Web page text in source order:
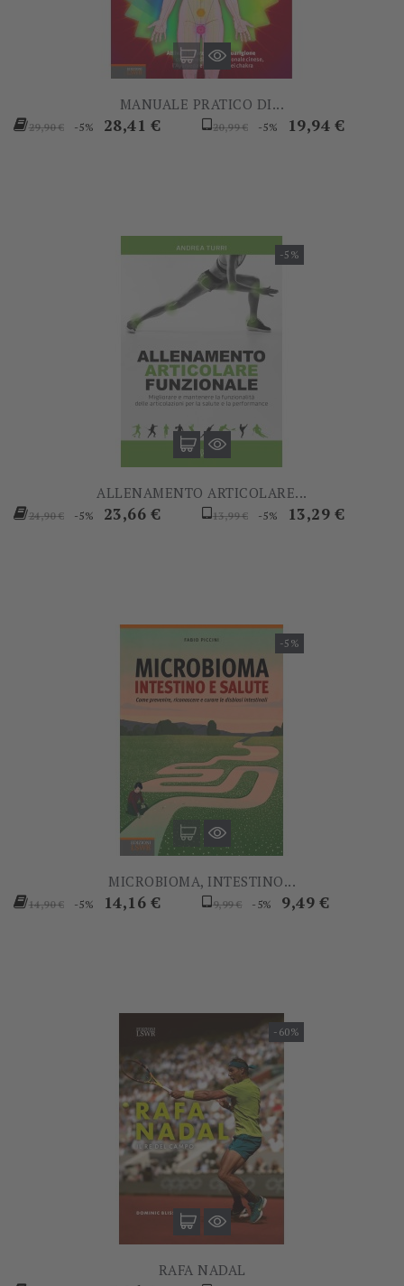
MANUALE PRATICO DI...
Prezzo
29,90 € -5% Prezzo
28,41 €
Prezzo
20,99 € -5% Prezzo
19,94 €
-5%
ALLENAMENTO ARTICOLARE...
Prezzo
24,90 € -5% Prezzo
23,66 €
Prezzo
13,99 € -5% Prezzo
13,29 €
-5%
MICROBIOMA, INTESTINO...
Prezzo
14,90 € -5% Prezzo
14,16 €
Prezzo
9,99 € -5% Prezzo
9,49 €
-60%
RAFA NADAL